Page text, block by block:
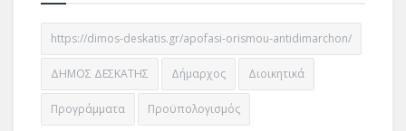
https://dimos-deskatis.gr/apofasi-orismou-antidimarchon/
ΔΗΜΟΣ ΔΕΣΚΑΤΗΣ Δήμαρχος Διοικητικά
Προγράμματα Προϋπολογισμός